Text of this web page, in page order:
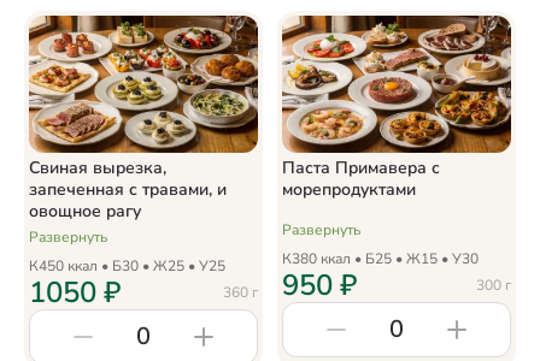
Свиная вырезка,
запеченная с травами, и
овощное рагу
Развернуть
К450 ккал • Б30 • Ж25 • У25
360 г
1050₽
0
Паста Примавера с
морепродуктами
Развернуть
К380 ккал • Б25 • Ж15 • У30
300 г
950₽
0